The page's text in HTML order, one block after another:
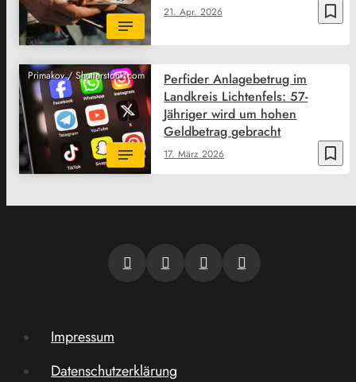
bookmark_border
21. Apr. 2026
Primakov / Shutterstock.com
bookmark_border
17. März 2026
Perfider Anlagebetrug im
Landkreis Lichtenfels: 57-
Jähriger wird um hohen
Geldbetrag gebracht
Impressum
Datenschutzerklärung